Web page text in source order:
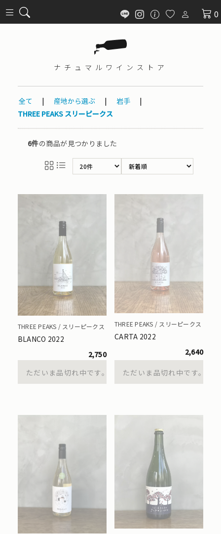
0
ナチュマル ワインストア
全て | 産地から選ぶ | 岩手
|
THREE PEAKS スリーピークス
6件の商品が見つかりました
THREE PEAKS / スリーピークス
BLANCO 2022
2,750
ただいま品切れ中です。
THREE PEAKS / スリーピークス
CARTA 2022
2,640
ただいま品切れ中です。